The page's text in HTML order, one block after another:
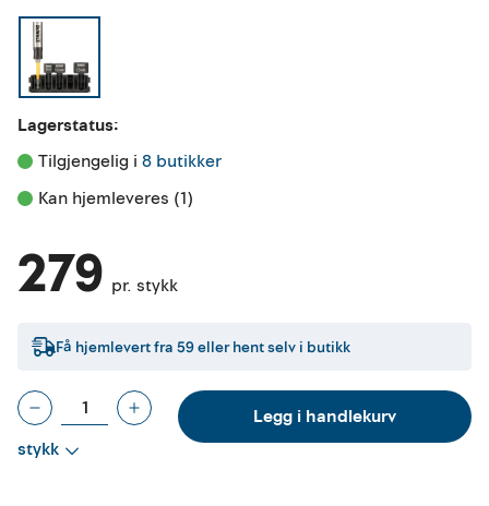
Lagerstatus:
Tilgjengelig i 8 butikker
Kan hjemleveres (1)
279 pr. stykk
Få hjemlevert fra 59eller hent selv i butikk
stykk
Legg i handlekurv